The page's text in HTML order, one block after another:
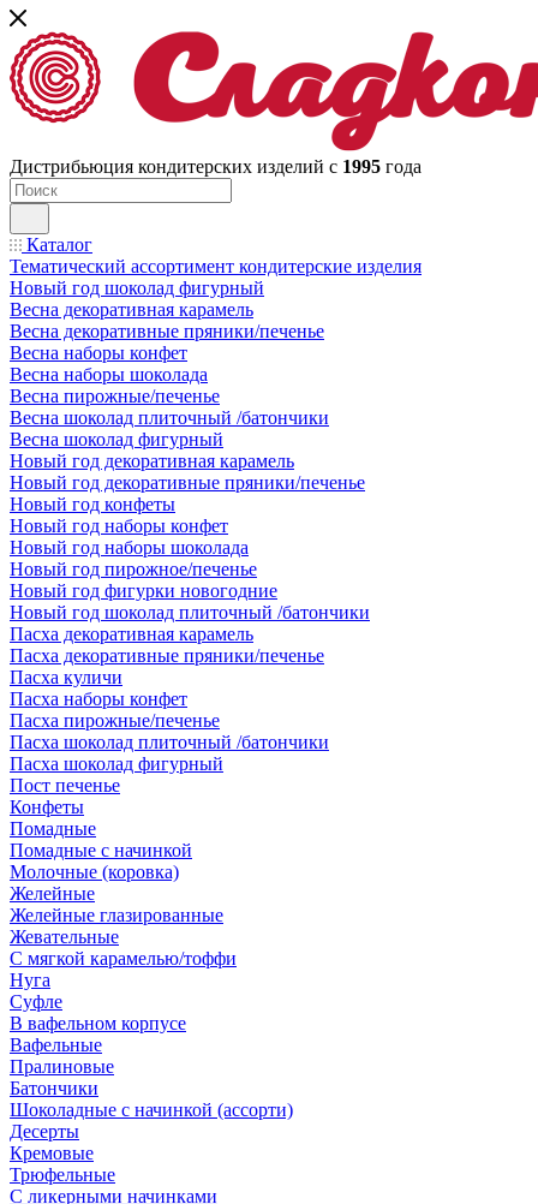
Дистрибьюция кондитерских изделий с 1995 года
Каталог
Тематический ассортимент кондитерские изделия
Новый год шоколад фигурный
Весна декоративная карамель
Весна декоративные пряники/печенье
Весна наборы конфет
Весна наборы шоколада
Весна пирожные/печенье
Весна шоколад плиточный /батончики
Весна шоколад фигурный
Новый год декоративная карамель
Новый год декоративные пряники/печенье
Новый год конфеты
Новый год наборы конфет
Новый год наборы шоколада
Новый год пирожное/печенье
Новый год фигурки новогодние
Новый год шоколад плиточный /батончики
Пасха декоративная карамель
Пасха декоративные пряники/печенье
Пасха куличи
Пасха наборы конфет
Пасха пирожные/печенье
Пасха шоколад плиточный /батончики
Пасха шоколад фигурный
Пост печенье
Конфеты
Помадные
Помадные с начинкой
Молочные (коровка)
Желейные
Желейные глазированные
Жевательные
С мягкой карамелью/тоффи
Нуга
Суфле
В вафельном корпусе
Вафельные
Пралиновые
Батончики
Шоколадные с начинкой (ассорти)
Десерты
Кремовые
Трюфельные
С ликерными начинками